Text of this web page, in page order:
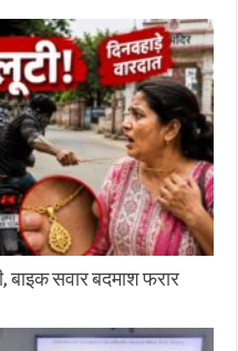
बाइक सवार बदमाश फरार